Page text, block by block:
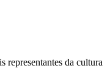
representantes da cultura